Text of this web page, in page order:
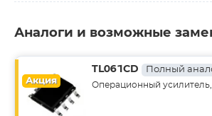
Аналоги и возможные
Акция
TL061CD Полный
Операционный